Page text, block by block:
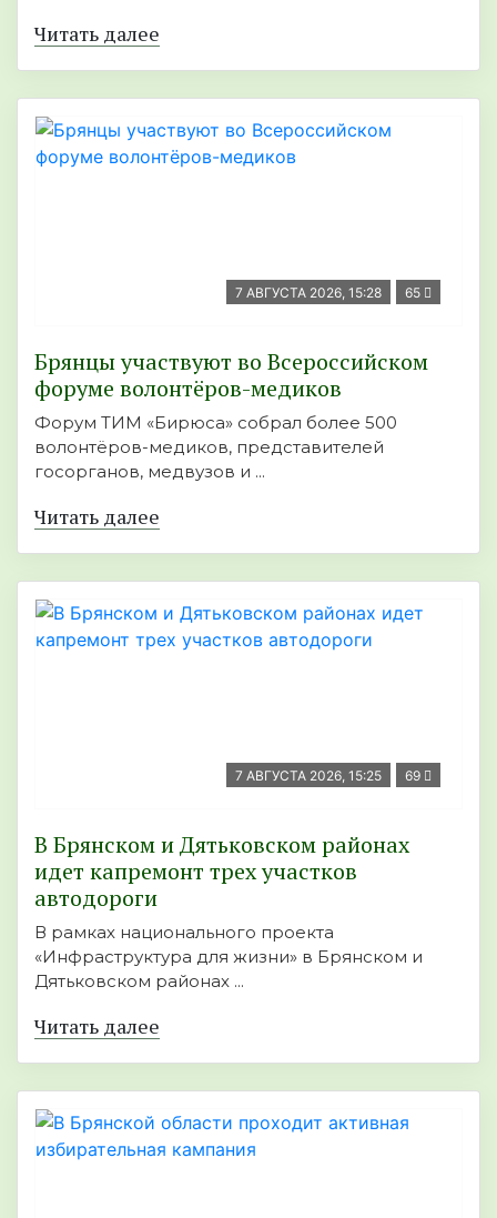
Читать далее
7 АВГУСТА 2026, 15:28 65
Брянцы участвуют во Всероссийском
форуме волонтёров-медиков
Форум ТИМ «Бирюса» собрал более 500
волонтёров-медиков, представителей
госорганов, медвузов и ...
Читать далее
7 АВГУСТА 2026, 15:25 69
В Брянском и Дятьковском районах
идет капремонт трех участков
автодороги
В рамках национального проекта
«Инфраструктура для жизни» в Брянском и
Дятьковском районах ...
Читать далее